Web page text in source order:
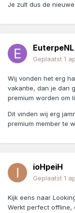
Je zult dus de
EuterpeNL
Geplaatst 1
Wij vonden het erg
vakantie, dan je dan
premium worden om
Dit vinden wij erg
premium member te
ioHpeiH
Geplaatst 1
Kijk eens naar
Werkt perfect offline,